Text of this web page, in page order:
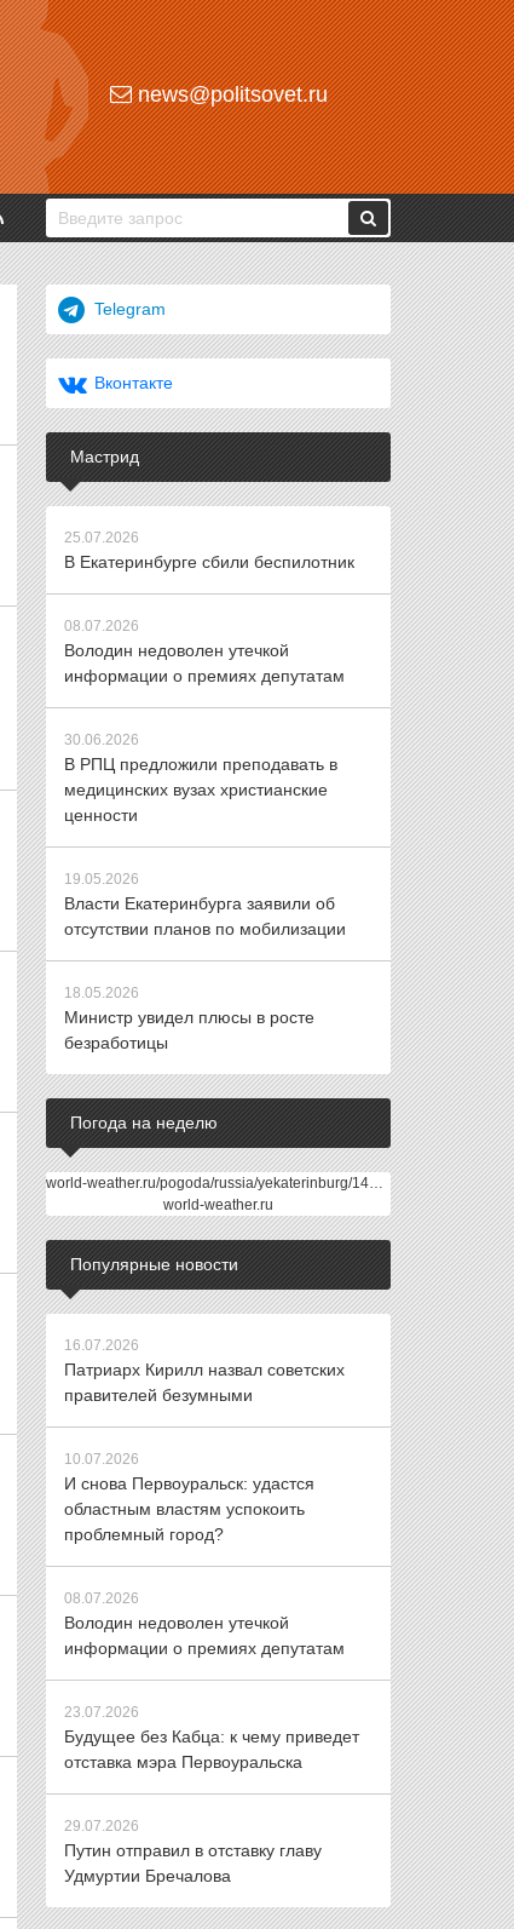
news@politsovet.ru
Telegram
Вконтакте
Мастрид
25.07.2026
В Екатеринбурге сбили беспилотник
08.07.2026
Володин недоволен утечкой
информации о премиях депутатам
30.06.2026
В РПЦ предложили преподавать в
медицинских вузах христианские
ценности
19.05.2026
Власти Екатеринбурга заявили об
отсутствии планов по мобилизации
18.05.2026
Министр увидел плюсы в росте
безработицы
Погода на неделю
world-weather.ru/pogoda/russia/yekaterinburg/14days/
world-weather.ru
Популярные новости
16.07.2026
Патриарх Кирилл назвал советских
правителей безумными
10.07.2026
И снова Первоуральск: удастся
областным властям успокоить
проблемный город?
08.07.2026
Володин недоволен утечкой
информации о премиях депутатам
23.07.2026
Будущее без Кабца: к чему приведет
отставка мэра Первоуральска
29.07.2026
Путин отправил в отставку главу
Удмуртии Бречалова